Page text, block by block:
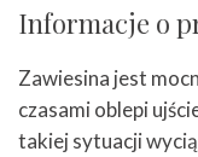
Informacje o
Zawiesina jest
czasami oblepi
takiej sytuacji